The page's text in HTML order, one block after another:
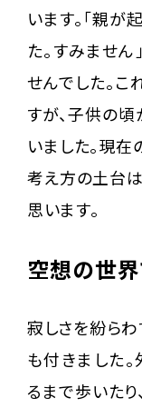
います。「親が
た。すみませ
せんでした。
すが、子供の
いました。現在
考え方の土台
思います。
空想の世
寂しさを紛ら
も付きました
るまで歩いたり